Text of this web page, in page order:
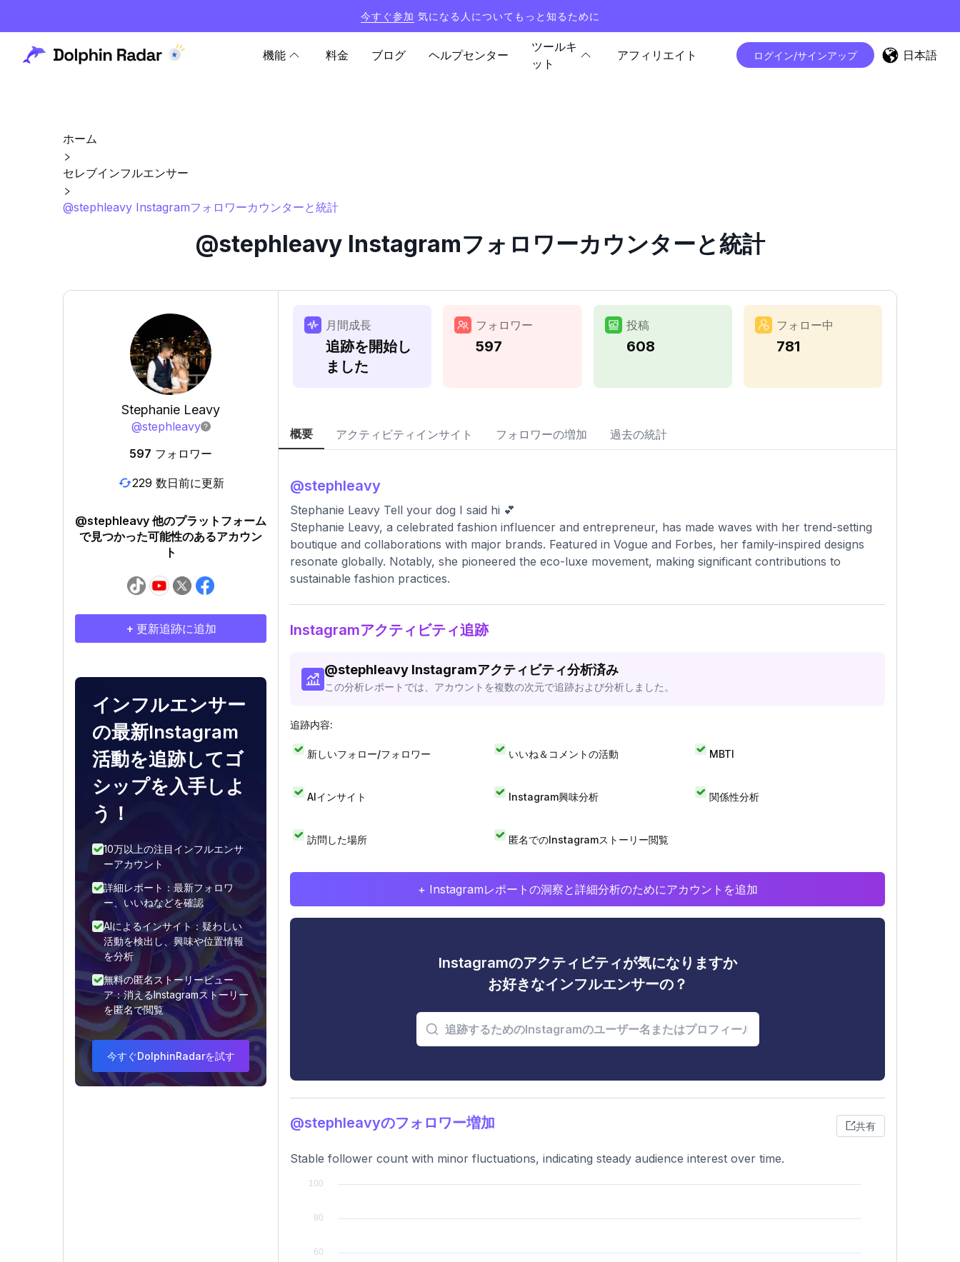
今すぐ参加 気になる人についてもっと知るために
機能 料金 ブログ ヘルプセンター
ツールキ
ット
アフィリエイト ログイン/サインアップ 日本語
ホーム
セレブインフルエンサー
@stephleavy Instagramフォロワーカウンターと統計
@stephleavy Instagramフォロワーカウンターと統計
Stephanie Leavy
@stephleavy
597 フォロワー
229 数日前に更新
@stephleavy 他のプラットフォーム
で見つかった可能性のあるアカウン
ト
+ 更新追跡に追加
インフルエンサー
の最新Instagram
活動を追跡してゴ
シップを入手しよ
う！
10万以上の注目インフルエンサ
ーアカウント
詳細レポート：最新フォロワ
ー、いいねなどを確認
AIによるインサイト：疑わしい
活動を検出し、興味や位置情報
を分析
無料の匿名ストーリービュー
ア：消えるInstagramストーリー
を匿名で閲覧
今すぐDolphinRadarを試す
月間成長
追跡を開始し
ました
フォロワー
597
投稿
608
フォロー中
781
概要 アクティビティインサイト フォロワーの増加 過去の統計
@stephleavy
Stephanie Leavy Tell your dog I said hi 💕
Stephanie Leavy, a celebrated fashion influencer and entrepreneur, has made waves with her trend-setting
boutique and collaborations with major brands. Featured in Vogue and Forbes, her family-inspired designs
resonate globally. Notably, she pioneered the eco-luxe movement, making significant contributions to
sustainable fashion practices.
Instagramアクティビティ追跡
@stephleavy Instagramアクティビティ分析済み
この分析レポートでは、アカウントを複数の次元で追跡および分析しました。
追跡内容:
新しいフォロー/フォロワー いいね＆コメントの活動 MBTI
AIインサイト Instagram興味分析 関係性分析
訪問した場所 匿名でのInstagramストーリー閲覧
+ Instagramレポートの洞察と詳細分析のためにアカウントを追加
Instagramのアクティビティが気になりますか
お好きなインフルエンサーの？
@stephleavyのフォロワー増加 共有
Stable follower count with minor fluctuations, indicating steady audience interest over time.